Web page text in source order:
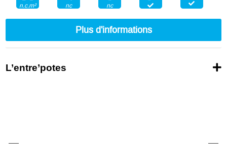
n.c.m² nc nc
Plus d'informations
L’entre’potes